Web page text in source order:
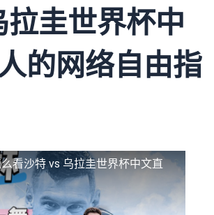
拉圭世界杯中
的网络自由指
看沙特 vs 乌拉圭世界杯中文直